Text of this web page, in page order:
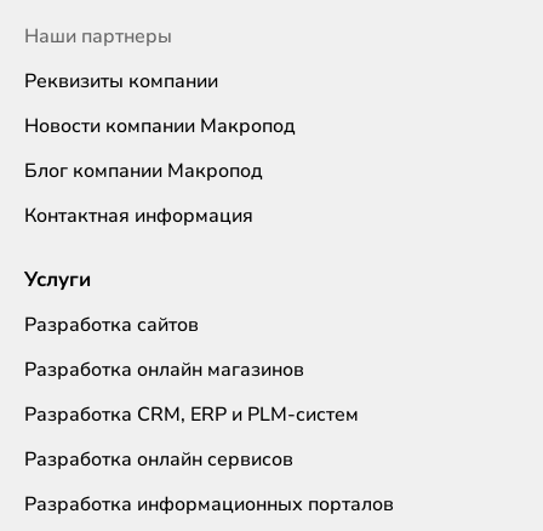
Наши партнеры
Реквизиты компании
Новости компании Макропод
Блог компании Макропод
Контактная информация
Услуги
Разработка сайтов
Разработка онлайн магазинов
Разработка CRM, ERP и PLM-систем
Разработка онлайн сервисов
Разработка информационных порталов